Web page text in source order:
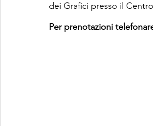
dei Grafici presso il
Per prenotazioni